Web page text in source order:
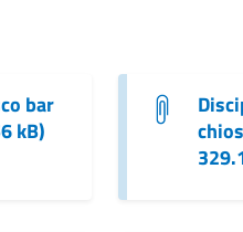
bar
kB)